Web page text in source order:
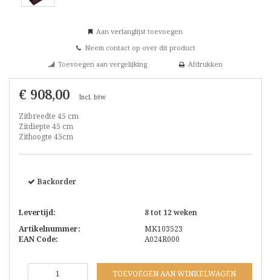
Aan verlanglijst toevoegen
Neem contact op over dit product
Toevoegen aan vergelijking
Afdrukken
€ 908,00 Incl. btw
Zitbreedte 45 cm
Zitdiepte 45 cm
Zithoogte 45cm
Backorder
Levertijd:
8 tot 12 weken
Artikelnummer:
MK103523
EAN Code:
A024R000
TOEVOEGEN AAN WINKELWAGEN